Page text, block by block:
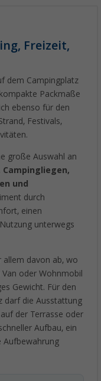
Freizeit,
dem Campingplatz
Packmaße
ebenso für den
Festivals,
große Auswahl an
und
durch
einen
unterwegs
allem davon ab, wo
oder Wohnmobil
Gewicht. Für den
darf die Ausstattung
der Terrasse oder
Aufbau, ein
Aufbewahrung